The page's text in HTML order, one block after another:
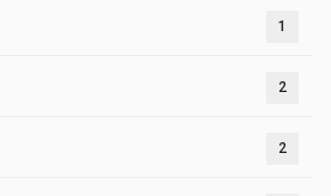
1
2
2